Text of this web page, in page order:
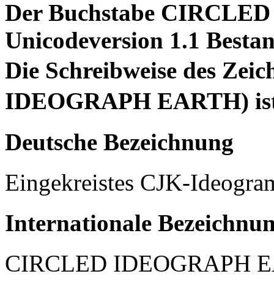
Der Buchstabe
Unicodeversion 1.1
Die Schreibweise des
IDEOGRAPH EARTH)
Deutsche Bezeichnung
Eingekreistes CJK-
Internationale
CIRCLED IDEOGRAPH